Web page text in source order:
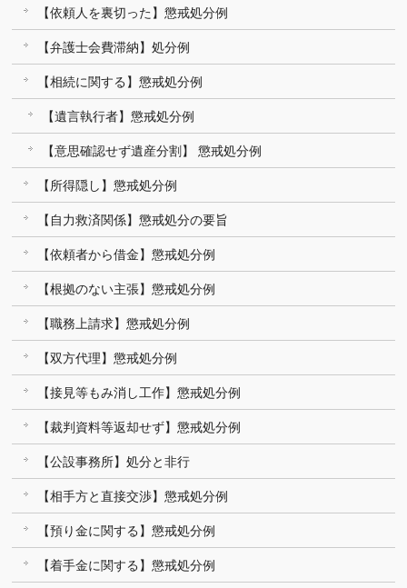
【依頼人を裏切った】懲戒処分例
【弁護士会費滞納】処分例
【相続に関する】懲戒処分例
【遺言執行者】懲戒処分例
【意思確認せず遺産分割】 懲戒処分例
【所得隠し】懲戒処分例
【自力救済関係】懲戒処分の要旨
【依頼者から借金】懲戒処分例
【根拠のない主張】懲戒処分例
【職務上請求】懲戒処分例
【双方代理】懲戒処分例
【接見等もみ消し工作】懲戒処分例
【裁判資料等返却せず】懲戒処分例
【公設事務所】処分と非行
【相手方と直接交渉】懲戒処分例
【預り金に関する】懲戒処分例
【着手金に関する】懲戒処分例